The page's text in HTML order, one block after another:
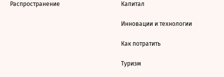
Распространение Капитал
Инновации и технологии
Как потратить
Туризм